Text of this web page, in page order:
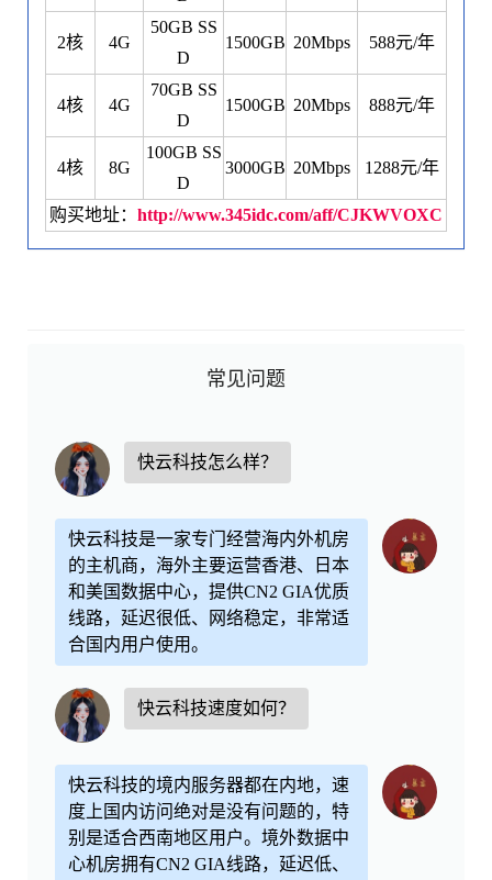
2核 4G
50GB SS
D
1500GB 20Mbps 588元/年
4核 4G
70GB SS
D
1500GB 20Mbps 888元/年
4核 8G
100GB SS
D
3000GB 20Mbps 1288元/年
购买地址： http://www.345idc.com/aff/CJKWVOXC
常见问题
快云科技怎么样？
快云科技是一家专门经营海内外机房
的主机商，海外主要运营香港、日本
和美国数据中心，提供CN2 GIA优质
线路，延迟很低、网络稳定，非常适
合国内用户使用。
快云科技速度如何？
快云科技的境内服务器都在内地，速
度上国内访问绝对是没有问题的，特
别是适合西南地区用户。境外数据中
心机房拥有CN2 GIA线路，延迟低、